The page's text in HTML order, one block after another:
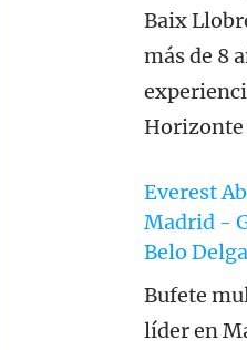
Baix
más de 8
Horizonte
Everest
Madrid -
Belo
Bufete
líder en